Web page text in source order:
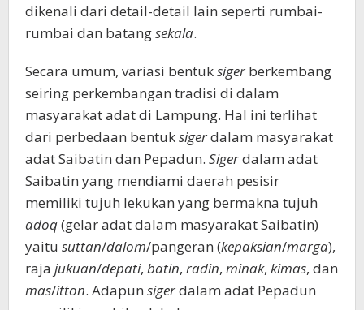
dikenali dari detail-detail lain seperti rumbai-
rumbai dan batangsekala.
Secara umum, variasi bentuksiger berkembang
seiring perkembangan tradisi di dalam
masyarakat adat di Lampung. Hal ini terlihat
dari perbedaan bentuksigerdalam masyarakat
adat Saibatin dan Pepadun. Sigerdalam adat
Saibatin yang mendiami daerah pesisir
memiliki tujuh lekukan yang bermakna tujuh
adoq(gelar adat dalam masyarakat Saibatin)
yaitu suttan/dalom/pangeran (kepaksian/marga),
raja jukuan/depati, batin, radin, minak, kimas, dan
mas/itton. Adapun sigerdalam adat Pepadun